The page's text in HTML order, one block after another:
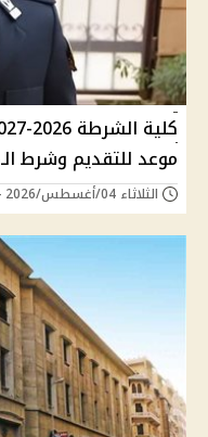
موعد للتقديم وشرط الـ65%
الثلاثاء 04/أغسطس/2026 - 08:28 م